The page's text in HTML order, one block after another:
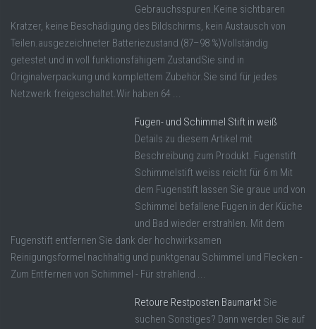
Gebrauchsspuren.Keine sichtbaren
Kratzer, keine Beschädigung des Bildschirms, kein Austausch von
Teilen.ausgezeichneter Batteriezustand (87–98 %)Vollständig
getestet und in voll funktionsfähigem ZustandSie sind in
Originalverpackung und komplettem Zubehör.Sie sind für jedes
Netzwerk freigeschaltet.Wir haben 64 ...
Fugen- und Schimmel Stift in weiß
Details zu diesem Artikel mit
Beschreibung zum Produkt. Fugenstift
Schimmelstift weiss reicht für 6 m Mit
dem Fugenstift lassen Sie graue und von
Schimmel befallene Fugen in der Küche
und Bad wieder erstrahlen. Mit dem
Fugenstift entfernen Sie dank der hochwirksamen
Reinigungsformel nachhaltig und punktgenau Schimmel und Flecken -
Zum Entfernen von Schimmel - Für strahlend ...
Retoure Restposten Baumarkt Sie
suchen Sonstiges? Dann werden Sie auf